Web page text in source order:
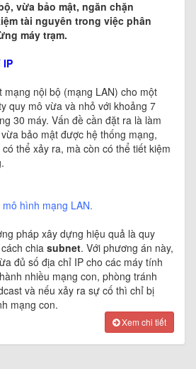
vừa bảo mật, ngăn chặn
tài nguyên trong việc phân
máy trạm.
IP
mạng nội bộ (mạng LAN) cho một
quy mô vừa và nhỏ với khoảng 7
30 máy. Vấn đề cần đặt ra là làm
bảo mật được hệ thống mạng,
thể xảy ra, mà còn có thể tiết kiệm
mô hình mạng LAN.
pháp xây dựng hiệu quả là quy
chia subnet. Với phương án này,
đủ số địa chỉ IP cho các máy tính
nhiều mạng con, phòng tránh
và nếu xảy ra sự cố thì chỉ bị
mạng con.
Xem chi tiết